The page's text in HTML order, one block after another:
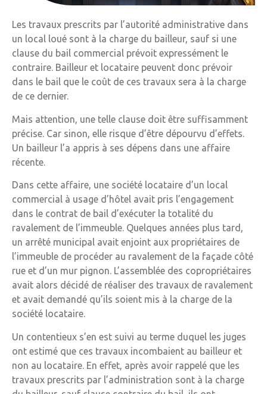
Les travaux prescrits par l’autorité administrative dans
un local loué sont à la charge du bailleur, sauf si une
clause du bail commercial prévoit expressément le
contraire. Bailleur et locataire peuvent donc prévoir
dans le bail que le coût de ces travaux sera à la charge
de ce dernier.
Mais attention, une telle clause doit être suffisamment
précise. Car sinon, elle risque d’être dépourvu d’effets.
Un bailleur l’a appris à ses dépens dans une affaire
récente.
Dans cette affaire, une société locataire d’un local
commercial à usage d’hôtel avait pris l’engagement
dans le contrat de bail d’exécuter la totalité du
ravalement de l’immeuble. Quelques années plus tard,
un arrêté municipal avait enjoint aux propriétaires de
l’immeuble de procéder au ravalement de la façade côté
rue et d’un mur pignon. L’assemblée des copropriétaires
avait alors décidé de réaliser des travaux de ravalement
et avait demandé qu’ils soient mis à la charge de la
société locataire.
Un contentieux s’en est suivi au terme duquel les juges
ont estimé que ces travaux incombaient au bailleur et
non au locataire. En effet, après avoir rappelé que les
travaux prescrits par l’administration sont à la charge